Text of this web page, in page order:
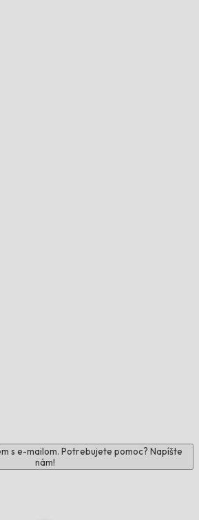
s e-mailom. Potrebujete pomoc? Napíšte
nám!